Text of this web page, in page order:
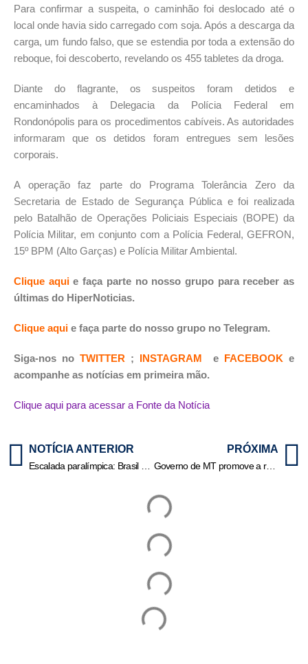
Para confirmar a suspeita, o caminhão foi deslocado até o
local onde havia sido carregado com soja. Após a descarga da
carga, um fundo falso, que se estendia por toda a extensão do
reboque, foi descoberto, revelando os 455 tabletes da droga.
Diante do flagrante, os suspeitos foram detidos e
encaminhados à Delegacia da Polícia Federal em
Rondonópolis para os procedimentos cabíveis. As autoridades
informaram que os detidos foram entregues sem lesões
corporais.
A operação faz parte do Programa Tolerância Zero da
Secretaria de Estado de Segurança Pública e foi realizada
pelo Batalhão de Operações Policiais Especiais (BOPE) da
Polícia Militar, em conjunto com a Polícia Federal, GEFRON,
15º BPM (Alto Garças) e Polícia Militar Ambiental.
Clique aquie faça parte no nosso grupo para receber as
últimas do HiperNoticias.
Clique aqui e faça parte do nosso grupo no Telegram.
Siga-nos no TWITTER ; INSTAGRAM e FACEBOOK e
acompanhe as notícias em primeira mão.
Clique aqui para acessar a Fonte da Notícia
NOTÍCIA ANTERIOR PRÓXIMA
Governo de MT promove a regularização ambiental de cerca de 700 hectares em três assentamentos